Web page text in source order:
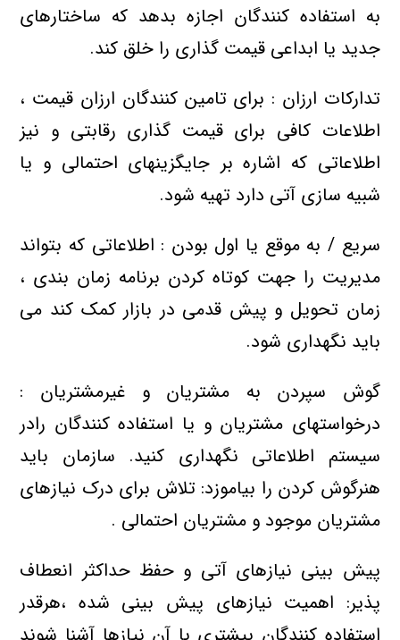
به استفاده کنندگان اجازه بدهد که ساختارهای
جدید یا ابداعی قیمت گذاری را خلق کند.
تدارکات ارزان : برای تامین کنندگان ارزان قیمت ،
اطلاعات کافی برای قیمت گذاری رقابتی و نیز
اطلاعاتی که اشاره بر جایگزینهای احتمالی و یا
شبیه سازی آتی دارد تهیه شود.
سریع / به موقع یا اول بودن : اطلاعاتی که بتواند
مدیریت را جهت کوتاه کردن برنامه زمان بندی ،
زمان تحویل و پیش قدمی در بازار کمک کند می
باید نگهداری شود.
گوش سپردن به مشتریان و غیرمشتریان :
درخواستهای مشتریان و یا استفاده کنندگان رادر
سیستم اطلاعاتی نگهداری کنید. سازمان باید
هنرگوش کردن را بیاموزد: تلاش برای درک نیازهای
مشتریان موجود و مشتریان احتمالی .
پیش بینی نیازهای آتی و حفظ حداکثر انعطاف
پذیر: اهمیت نیازهای پیش بینی شده ،هرقدر